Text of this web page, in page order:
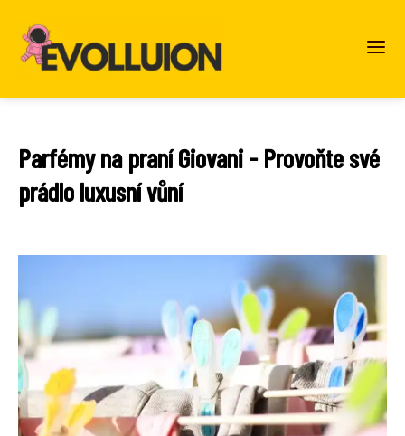
Parfémy na praní Giovani - Provoňte své
prádlo luxusní vůní